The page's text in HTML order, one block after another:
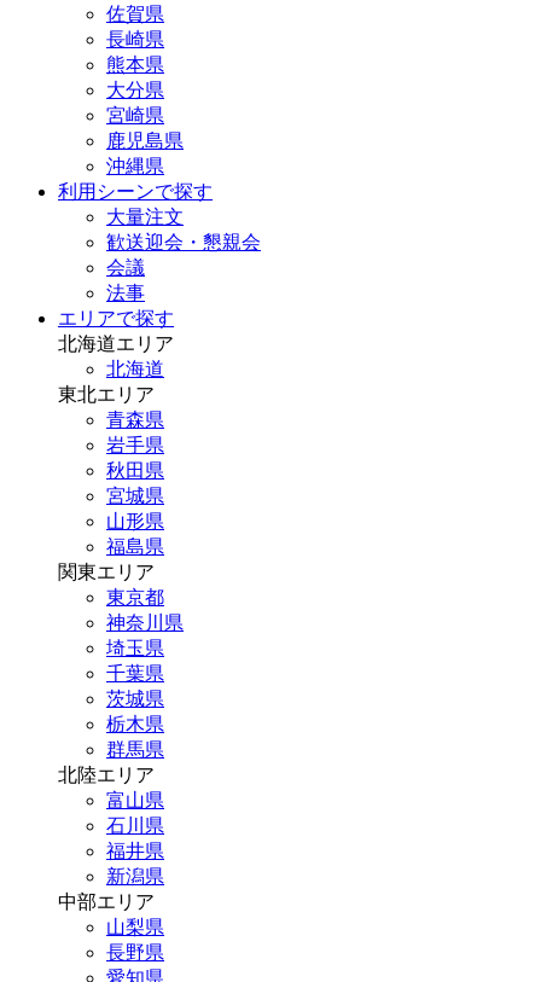
佐賀県
長崎県
熊本県
大分県
宮崎県
鹿児島県
沖縄県
利用シーンで探す
大量注文
歓送迎会・懇親会
会議
法事
エリアで探す
北海道エリア
北海道
東北エリア
青森県
岩手県
秋田県
宮城県
山形県
福島県
関東エリア
東京都
神奈川県
埼玉県
千葉県
茨城県
栃木県
群馬県
北陸エリア
富山県
石川県
福井県
新潟県
中部エリア
山梨県
長野県
愛知県